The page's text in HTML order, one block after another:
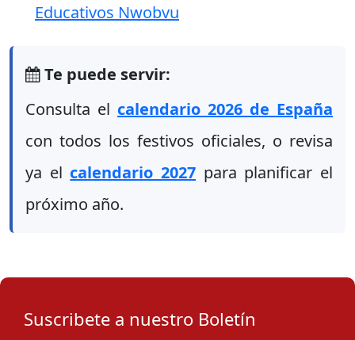
Educativos Nwobvu
Te puede servir:
Consulta el calendario 2026 de España
con todos los festivos oficiales, o revisa
ya el calendario 2027 para planificar el
próximo año.
Suscribete a nuestro Boletín